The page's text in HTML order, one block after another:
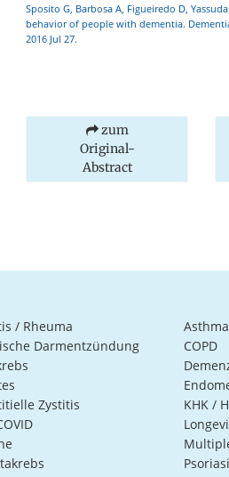
Sposito G, Barbosa A, Figueiredo D,
behavior of people with dementia.
2016 Jul 27.
zum
Original-
Abstract
/ Rheuma
Asthma
Darmentzündung
COPD
Zystitis
KHK /